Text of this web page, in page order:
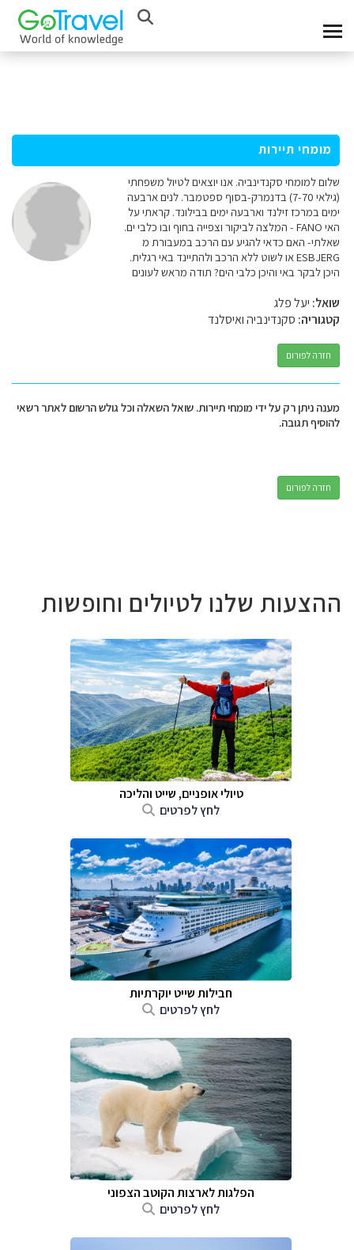
מומחי תיירות
שלום למומחי סקנדינביה. אנו יוצאים לטיול משפחתי
(גילאי 7-70) בדנמרק-בסוף ספטמבר. לנים ארבעה
ימים במרכז זילנד וארבעה ימים בבילונד. קראתי על
האי FANO - המלצה לביקור וצפייה בחוף ובו כלבי ים.
שאלתי- האם כדאי להגיע עם הרכב במעבורת מ
ESBJERG או לשוט ללא הרכב ולהתיינד באי רגלית.
היכן לבקר באי והיכן כלבי הים? תודה מראש לעונים
שואל: יעל פלג
קטגוריה: סקנדינביה ואיסלנד
חזרה לפורום
מענה ניתן רק על ידי מומחי תיירות. שואל השאלה וכל גולש הרשום לאתר רשאי
להוסיף תגובה.
חזרה לפורום
ההצעות שלנו לטיולים וחופשות
טיולי אופניים, שייט והליכה
לחץ לפרטים
חבילות שייט יוקרתיות
לחץ לפרטים
הפלגות לארצות הקוטב הצפוני
לחץ לפרטים